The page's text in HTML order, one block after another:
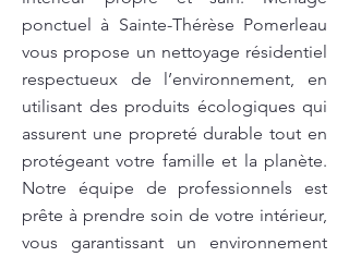
ponctuel à Sainte-Thérèse Pomerleau
vous propose un nettoyage résidentiel
respectueux de l’environnement, en
utilisant des produits écologiques qui
assurent une propreté durable tout en
protégeant votre famille et la planète.
Notre équipe de professionnels est
prête à prendre soin de votre intérieur,
vous garantissant un environnement